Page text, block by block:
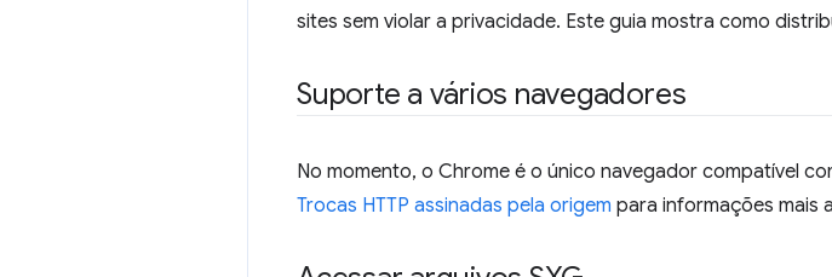
sites sem violar a privacidade. Este guia mostra como
Suporte a vários navegadores
No momento, o Chrome é o único navegador compatível
Trocas HTTP assinadas pela origem para informações mais